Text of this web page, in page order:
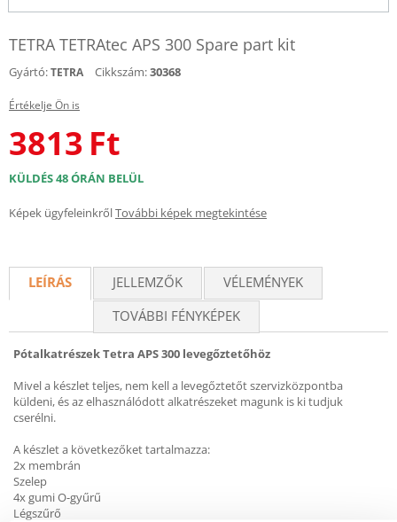
TETRA TETRAtec APS 300 Spare part kit
Gyártó:TETRA Cikkszám:30368
Értékelje Ön is
3813 Ft
KÜLDÉS 48 ÓRÁN BELÜL
Képek ügyfeleinkrőlTovábbi képek megtekintése
LEÍRÁS JELLEMZŐK
VÉLEMÉNYEK
TOVÁBBI FÉNYKÉPEK
Pótalkatrészek Tetra APS 300 levegőztetőhöz
Mivel a készlet teljes, nem kell a levegőztetőt szervizközpontba
küldeni, és az elhasználódott alkatrészeket magunk is ki tudjuk
cserélni.
A készlet a következőket tartalmazza:
2x membrán
Szelep
4x gumi O-gyűrű
Légszűrő